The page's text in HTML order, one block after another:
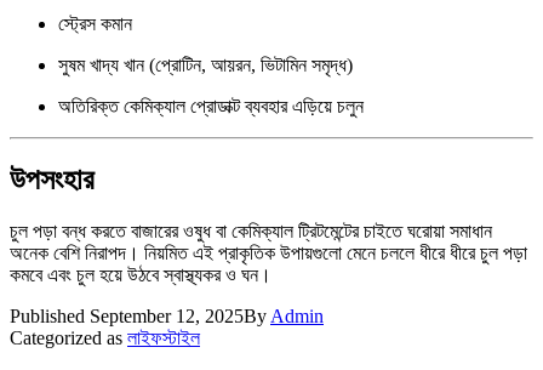
স্ট্রেস কমান
সুষম খাদ্য খান (প্রোটিন, আয়রন, ভিটামিন সমৃদ্ধ)
অতিরিক্ত কেমিক্যাল প্রোডাক্ট ব্যবহার এড়িয়ে চলুন
উপসংহার
চুল পড়া বন্ধ করতে বাজারের ওষুধ বা কেমিক্যাল ট্রিটমেন্টের চাইতে ঘরোয়া সমাধান
অনেক বেশি নিরাপদ। নিয়মিত এই প্রাকৃতিক উপায়গুলো মেনে চললে ধীরে ধীরে চুল পড়া
কমবে এবং চুল হয়ে উঠবে স্বাস্থ্যকর ও ঘন।
Published September 12, 2025By Admin
Categorized as লাইফস্টাইল